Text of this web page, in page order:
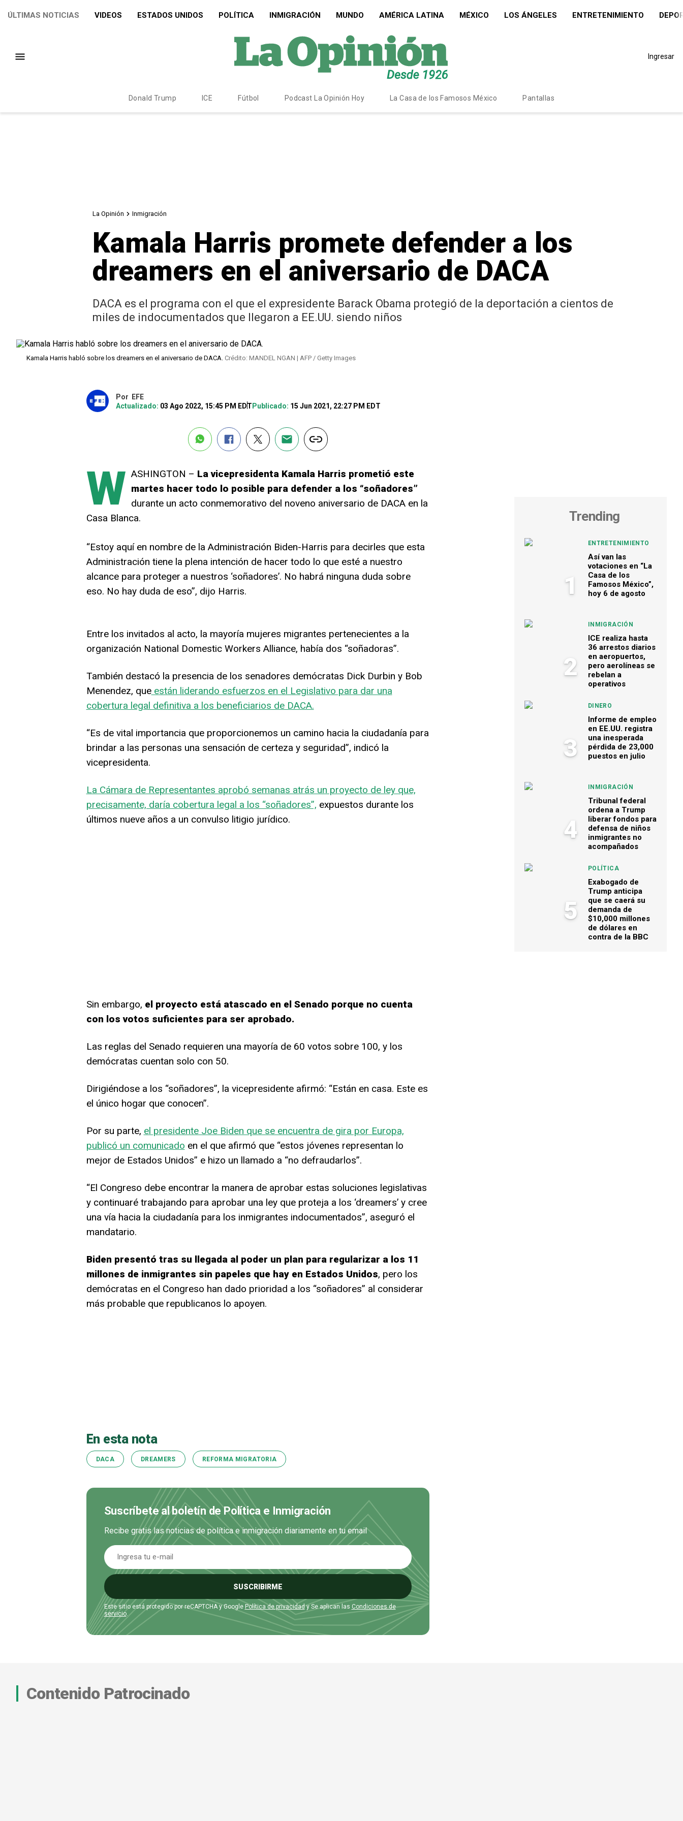
ÚLTIMAS NOTICIAS VIDEOS ESTADOS UNIDOS POLÍTICA INMIGRACIÓN MUNDO AMÉRICA LATINA MÉXICO LOS ÁNGELES ENTRETENIMIENTO
Ingresar
Donald Trump ICE Fútbol Podcast La Opinión Hoy La Casa de los Famosos México Pantallas
La Opinión Inmigración
Kamala Harris promete defender a los
dreamers en el aniversario de DACA
DACA es el programa con el que el expresidente Barack Obama protegió de la deportación a cientos de
miles de indocumentados que llegaron a EE.UU. siendo niños
Kamala Harris habló sobre los dreamers en el aniversario de DACA. Crédito: MANDEL NGAN | AFP / Getty Images
Por
EFE
Actualizado: 03 Ago 2022, 15:45 PM EDT Publicado: 15 Jun 2021, 22:27 PM EDT
W ASHINGTON – La vicepresidenta Kamala Harris prometió este
martes hacer todo lo posible para defender a los “soñadores”
durante un acto conmemorativo del noveno aniversario de DACA en la
Casa Blanca.
“Estoy aquí en nombre de la Administración Biden-Harris para decirles que esta
Administración tiene la plena intención de hacer todo lo que esté a nuestro
alcance para proteger a nuestros ‘soñadores’. No habrá ninguna duda sobre
eso. No hay duda de eso”, dijo Harris.
Entre los invitados al acto, la mayoría mujeres migrantes pertenecientes a la
organización National Domestic Workers Alliance, había dos “soñadoras”.
También destacó la presencia de los senadores demócratas Dick Durbin y Bob
Menendez, queestán liderando esfuerzos en el Legislativo para dar una
cobertura legal definitiva a los beneficiarios de DACA.
“Es de vital importancia que proporcionemos un camino hacia la ciudadanía para
brindar a las personas una sensación de certeza y seguridad”, indicó la
vicepresidenta.
La Cámara de Representantes aprobó semanas atrás un proyecto de ley que,
precisamente, daría cobertura legal a los “soñadores”, expuestos durante los
últimos nueve años a un convulso litigio jurídico.
Sin embargo, el proyecto está atascado en el Senado porque no cuenta
con los votos suficientes para ser aprobado.
Las reglas del Senado requieren una mayoría de 60 votos sobre 100, y los
demócratas cuentan solo con 50.
Dirigiéndose a los “soñadores”, la vicepresidente afirmó: “Están en casa. Este es
el único hogar que conocen”.
Por su parte, el presidente Joe Biden que se encuentra de gira por Europa,
publicó un comunicado en el que afirmó que “estos jóvenes representan lo
mejor de Estados Unidos” e hizo un llamado a “no defraudarlos”.
“El Congreso debe encontrar la manera de aprobar estas soluciones legislativas
y continuaré trabajando para aprobar una ley que proteja a los ‘dreamers’ y cree
una vía hacia la ciudadanía para los inmigrantes indocumentados”, aseguró el
mandatario.
Biden presentó tras su llegada al poder un plan para regularizar a los 11
millones de inmigrantes sin papeles que hay en Estados Unidos, pero los
demócratas en el Congreso han dado prioridad a los “soñadores” al considerar
más probable que republicanos lo apoyen.
En esta nota
DACA DREAMERS REFORMA MIGRATORIA
Suscríbete al boletín de Política e Inmigración
Recibe gratis las noticias de política e inmigración diariamente en tu email
SUSCRIBIRME
Este sitio está protegido por reCAPTCHA y Google Política de privacidady Se aplican las Condiciones de
servicio.
Trending
1
ENTRETENIMIENTO
Así van las
votaciones en “La
Casa de los
Famosos México”,
hoy 6 de agosto
2
INMIGRACIÓN
ICE realiza hasta
36 arrestos diarios
en aeropuertos,
pero aerolíneas se
rebelan a
operativos
3
DINERO
Informe de empleo
en EE.UU. registra
una inesperada
pérdida de 23,000
puestos en julio
4
INMIGRACIÓN
Tribunal federal
ordena a Trump
liberar fondos para
defensa de niños
inmigrantes no
acompañados
5
POLÍTICA
Exabogado de
Trump anticipa
que se caerá su
demanda de
$10,000 millones
de dólares en
contra de la BBC
Contenido Patrocinado